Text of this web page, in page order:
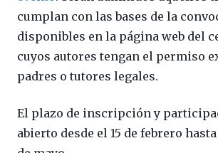
cumplan con las bases de la
disponibles en la página web del
cuyos autores tengan el permiso
padres o tutores legales.
El plazo de inscripción y
abierto desde el 15 de febrero